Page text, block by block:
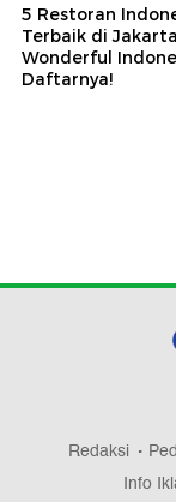
5 Restoran
Terbaik di
Wonderful
Daftarnya!
Redaksi
Info